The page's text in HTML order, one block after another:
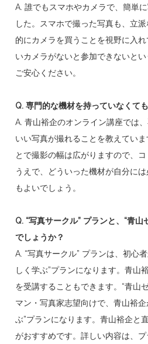
A. 誰でもスマホやカメラで、簡単
した。スマホで撮った写真も、立
的にカメラを買うことを視野に入
いカメラがないと参加できないとい
ご安心ください。
Q. 専門的な機材を持っていなくて
A. 青山裕企のオンライン講座では
いい写真が撮れることを教えてい
とで撮影の幅は広がりますので、
うえで、どういった機材が自分に
もよいでしょう。
Q. “写真サークル” プランと、“青
でしょうか？
A. “写真サークル” プランは、初心
しく学ぶ”プランになります。青山
を受講することもできます。“青山
マン・写真家志望向けで、青山裕
ぶ”プランになります。青山裕企と
がおすすめです。詳しい内容は、